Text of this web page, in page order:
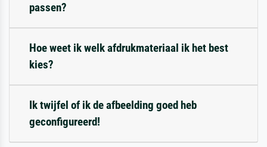
passen?
Hoe weet ik welk afdrukmateriaal ik het best
kies?
Ik twijfel of ik de afbeelding goed heb
geconfigureerd!